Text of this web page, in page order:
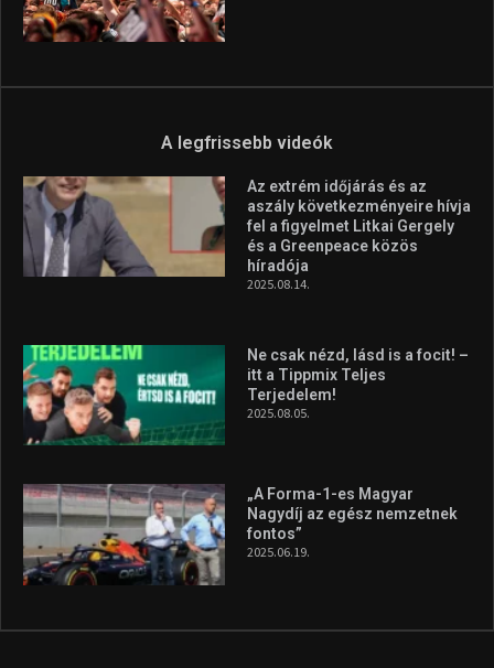
A legfrissebb videók
Az extrém időjárás és az
aszály következményeire hívja
fel a figyelmet Litkai Gergely
és a Greenpeace közös
híradója
2025.08.14.
Ne csak nézd, lásd is a focit! –
itt a Tippmix Teljes
Terjedelem!
2025.08.05.
„A Forma-1-es Magyar
Nagydíj az egész nemzetnek
fontos”
2025.06.19.